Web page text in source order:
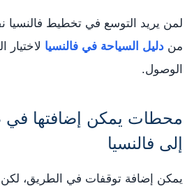
لمن يريد التوسع في تخطيط فالنسيا
من دليل السياحة في فالنسيا لاختيار
الوصول.
محطات يمكن إضافتها في
إلى فالنسيا
يمكن إضافة توقفات في الطريق،